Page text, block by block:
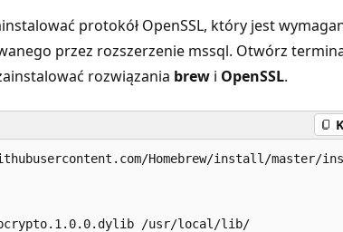
protokół OpenSSL, który jest
przez rozszerzenie mssql. Otwórz
rozwiązania brew i OpenSSL.
Homebrew/install/master/
/usr/local/lib/